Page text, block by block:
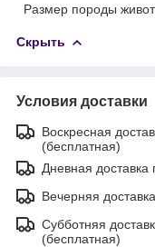
Размер породы
Скрыть
Условия доставки
Воскресная
(бесплатная)
Дневная
Вечерняя
Субботняя
(бесплатная)